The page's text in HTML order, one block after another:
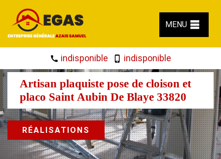
MENU
indisponible indisponible
Artisan plaquiste pose de cloison et
placo Saint Aubin De Blaye 33820
RÉALISATIONS